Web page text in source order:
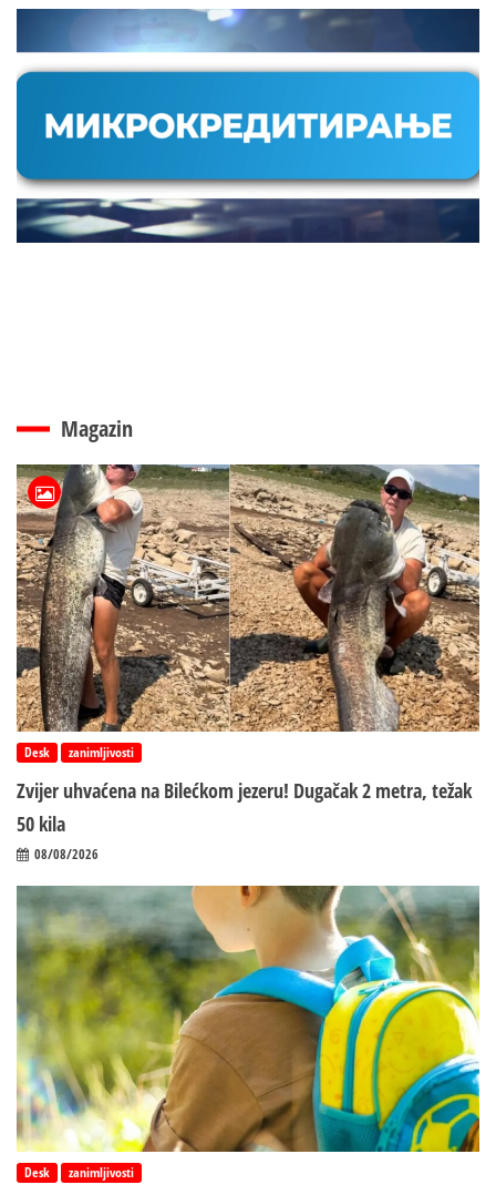
Magazin
Desk zanimljivosti
Zvijer uhvaćena na Bilećkom jezeru! Dugačak 2 metra, težak
50 kila
08/08/2026
Desk zanimljivosti